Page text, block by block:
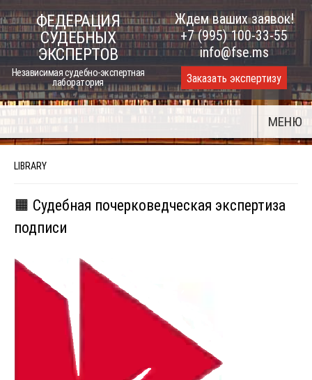
Skip
to
content
ФЕДЕРАЦИЯ
СУДЕБНЫХ
ЭКСПЕРТОВ
Независимая судебно-экспертная
лаборатория
Ждем ваших заявок!
+7 (995) 100-33-55
info@fse.ms
Заказать экспертизу
МЕНЮ
LIBRARY
🟧 Судебная почерковедческая экспертиза
подписи